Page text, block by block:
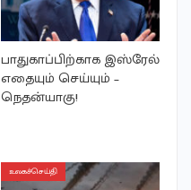
பாதுகாப்பிற்காக இஸ்ரேல்
எதையும் செய்யும் –
நெதன்யாகு!
உலகச்செய்தி